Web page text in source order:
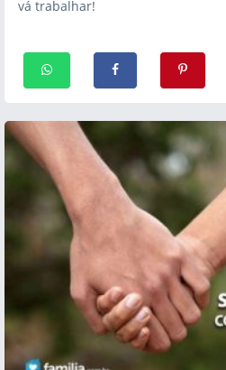
vá trabalhar!